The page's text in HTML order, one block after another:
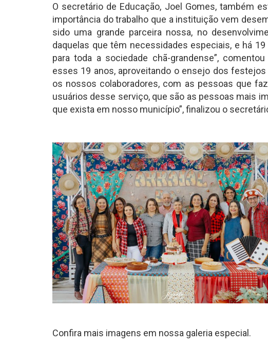
O secretário de Educação, Joel Gomes, também
importância do trabalho que a instituição vem
sido uma grande parceira nossa, no
daquelas que têm necessidades especiais, e há
para toda a sociedade chã-grandense”,
esses 19 anos, aproveitando o ensejo dos
os nossos colaboradores, com as pessoas que
usuários desse serviço, que são as pessoas mais
que exista em nosso município”, finalizou o
Confira mais imagens em nossa galeria especial.